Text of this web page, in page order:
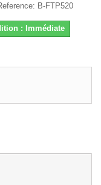
B-FTP520
: Immédiate